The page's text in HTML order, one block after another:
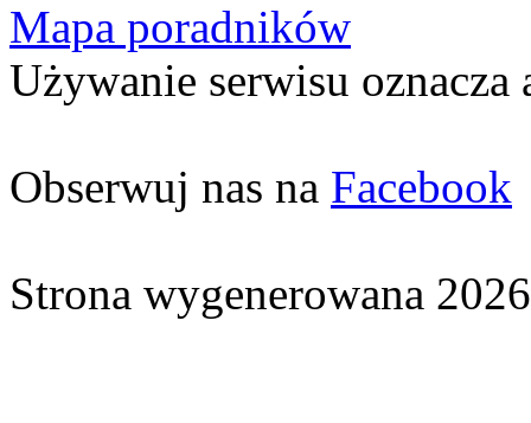
Mapa poradników
Używanie serwisu oznacza
Obserwuj nas na Facebook
Strona wygenerowana